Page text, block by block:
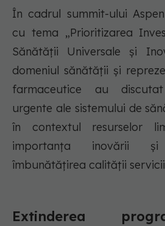
În cadrul summit-ului
cu tema „Prioritizarea
Sănătății Universale și
domeniul sănătății și
farmaceutice au
urgente ale sistemului de
în contextul resurselor
importanța inovării
îmbunătățirea calității
Extinderea